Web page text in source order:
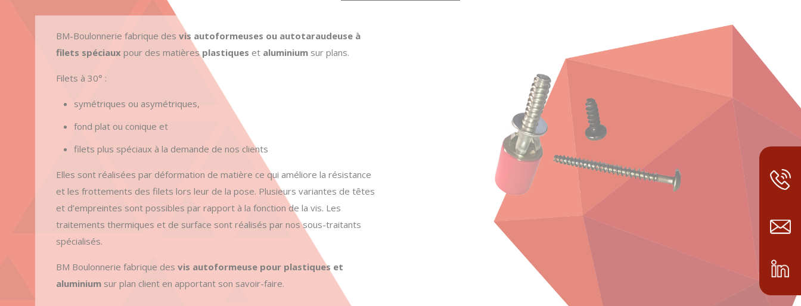
BM-Boulonnerie fabrique desvis autoformeuses ou autotaraudeuse à
filets spéciaux pour des matièresplastiques et aluminium sur plans.
Filets à 30° :
symétriques ou asymétriques,
fond plat ou conique et
filets plus spéciaux à la demande de nos clients
Elles sont réalisées par déformation de matière ce qui améliore la résistance
et les frottements des filets lors leur de la pose. Plusieurs variantes de têtes
et d’empreintes sont possibles par rapport à la fonction de la vis. Les
traitements thermiques et de surface sont réalisés par nos sous-traitants
spécialisés.
BM Boulonnerie fabrique desvis autoformeuse pour plastiques et
aluminium sur plan client en apportant son savoir-faire.